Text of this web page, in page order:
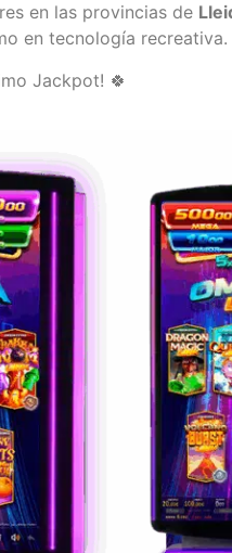
en las provincias de
en tecnología recreativa.
Jackpot! 🍀